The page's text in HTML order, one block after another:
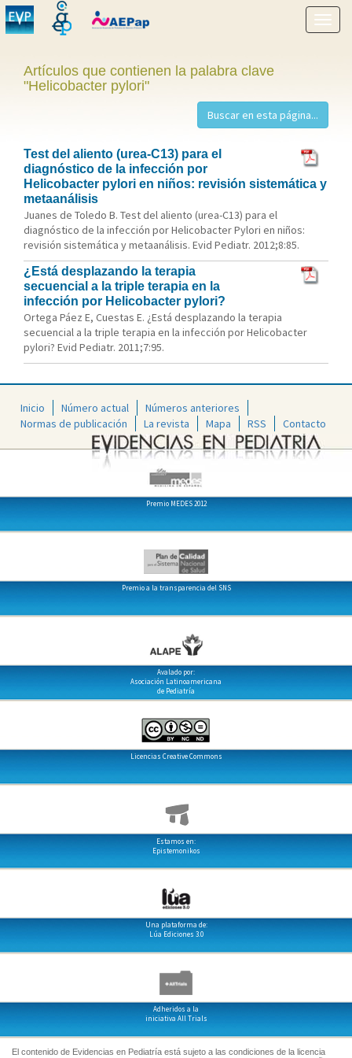
menú
Artículos que contienen la palabra clave
"Helicobacter pylori"
Test del aliento (urea-C13) para el
diagnóstico de la infección por
Helicobacter pylori en niños: revisión sistemática y
metaanálisis
Juanes de Toledo B. Test del aliento (urea-C13) para el
diagnóstico de la infección por Helicobacter Pylori en niños:
revisión sistemática y metaanálisis. Evid Pediatr. 2012;8:85.
¿Está desplazando la terapia
secuencial a la triple terapia en la
infección por Helicobacter pylori?
Ortega Páez E, Cuestas E. ¿Está desplazando la terapia
secuencial a la triple terapia en la infección por Helicobacter
pylori? Evid Pediatr. 2011;7:95.
Inicio Número actual
Números anteriores
Normas de publicación
La revista Mapa RSS Contacto
Premio MEDES 2012
Premio a la transparencia del SNS
Avalado por:
Asociación Latinoamericana
de Pediatría
Licencias Creative Commons
Estamos en:
Epistemonikos
Una plataforma de:
Lúa Ediciones 3.0
Adheridos a la
iniciativa All Trials
El contenido de Evidencias en Pediatría está sujeto a las condiciones de la licencia